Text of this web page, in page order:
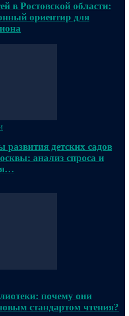
в Ростовской области:
ориентир для
развития детских садов
анализ спроса и
почему они
стандартом чтения?